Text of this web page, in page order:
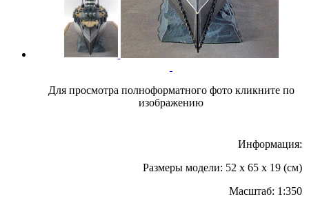
Для просмотра полноформатного фото кликните по
изображению
Информация:
Размеры модели: 52 x 65 x 19 (см)
Масштаб: 1:350